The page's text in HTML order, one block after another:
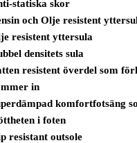
statiska skor
och Olje resistent
resistent yttersula
densitets sula
resistent överdel som
in
komfortfotsäng
i foten
resistant outsole